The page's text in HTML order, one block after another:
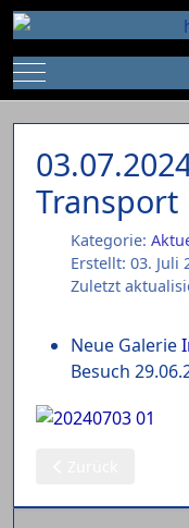
Mobile Menu Toggle
Transport
Kategorie:
Erstellt: 03. Juli
Zuletzt
Neue Galerie
Besuch